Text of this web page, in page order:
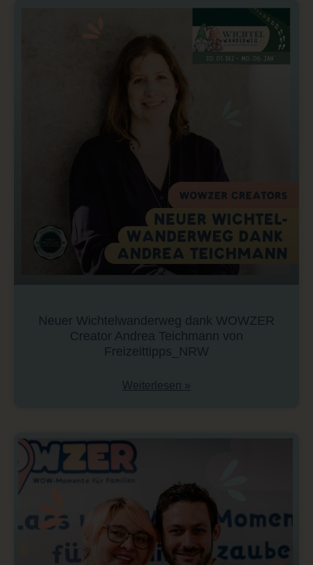
Neuer Wichtelwanderweg dank WOWZER
Creator Andrea Teichmann von
Freizeittipps_NRW
Weiterlesen »